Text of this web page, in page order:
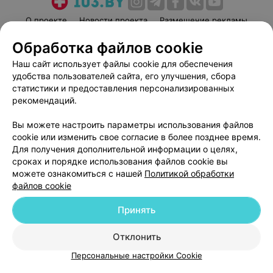
О проекте Новости проекта
Размещение рекламы
Пользовательское соглашение
Способы оплаты
Вакансии
Партнеры
Написать руководителю 103.by
Персональные настройки cookie
Обработка персональных данных
© 2026 ООО «Артокс Лаб», УНП 191700409| 220012, Республика Беларусь,
г. Минск, улица Толбухина, 2, пом. 16 | help@103.by
Служба поддержки +375 291212755
Обработка файлов cookie
Наш сайт использует файлы cookie для обеспечения
удобства пользователей сайта, его улучшения, сбора
статистики и предоставления персонализированных
рекомендаций.
Вы можете настроить параметры использования файлов
cookie или изменить свое согласие в более позднее время.
Для получения дополнительной информации о целях,
сроках и порядке использования файлов cookie вы
можете ознакомиться с нашей Политикой обработки
файлов cookie
Отклонить
Принять
Персональные настройки Cookie